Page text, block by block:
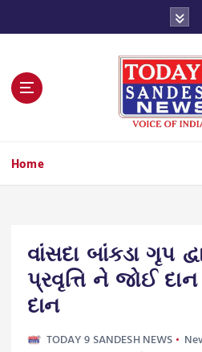
Home
વાંસદા બાંકડા ગૃપ
પ્રવૃત્તિ ને જોઈ
દાન
TODAY 9 SANDESH NEWS